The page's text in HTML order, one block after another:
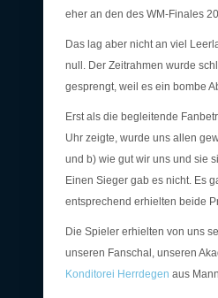
eher an den des WM-Finales
Das lag aber nicht an viel
null. Der Zeitrahmen wurde
gesprengt, weil es ein bombe
Erst als die begleitende
Uhr zeigte, wurde uns allen
und b) wie gut wir uns und sie
Einen Sieger gab es nicht. Es
entsprechend erhielten beide
Die Spieler erhielten von uns
unseren Fanschal, unseren
Konditorei Herrdegen aus